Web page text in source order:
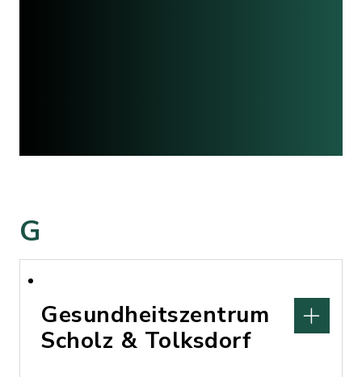
G
Gesundheitszentrum
Scholz & Tolksdorf